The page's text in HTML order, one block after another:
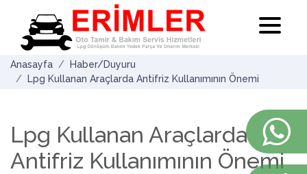
Anasayfa
Haber/Duyuru
Lpg Kullanan Araçlarda Antifriz Kullanımının Önemi
Lpg Kullanan Araçlarda
Antifriz Kullanımının Önemi